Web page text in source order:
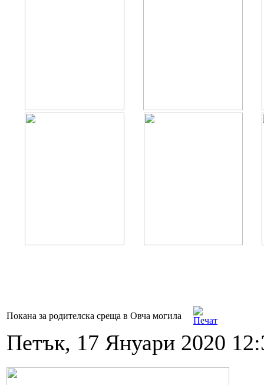
Покана за родителска среща в Овча могила
Петък, 17 Януари 2020